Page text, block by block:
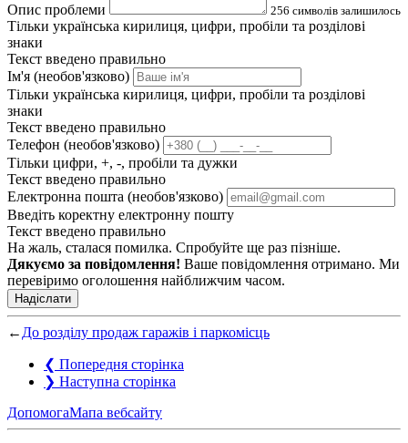
Опис проблеми 256 символів залишилось
Тільки українська кирилиця, цифри, пробіли та розділові
знаки
Текст введено правильно
Ім'я (необов'язково)
Тільки українська кирилиця, цифри, пробіли та розділові
знаки
Текст введено правильно
Телефон (необов'язково)
Тільки цифри, +, -, пробіли та дужки
Текст введено правильно
Електронна пошта (необов'язково)
Введіть коректну електронну пошту
Текст введено правильно
На жаль, сталася помилка. Спробуйте ще раз пізніше.
Дякуємо за повідомлення! Ваше повідомлення отримано. Ми
перевіримо оголошення найближчим часом.
Надіслати
← До розділу продаж гаражів і паркомісць
❮ Попередня сторінка
❯ Наступна сторінка
ДопомогаМапа вебсайту